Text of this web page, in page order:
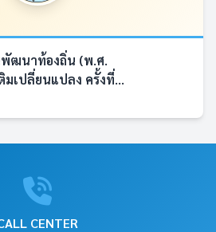
ฒนาท้องถิ่น (พ.ศ.
เปลี่ยนแปลง ครั้งที่...
CENTER